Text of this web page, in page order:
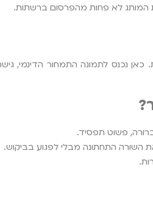
המותג לא פחות מהפרסום ברשתות.
כאן נכנס לתמונה התמחור
השורה התחתונה מבלי לפגוע בביקוש.